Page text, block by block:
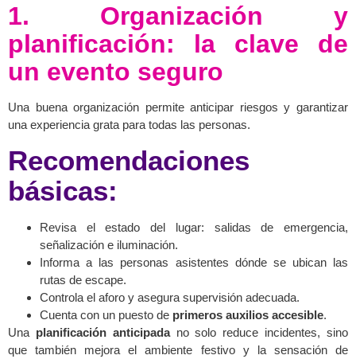
1. Organización y
planificación: la clave de
un evento seguro
Una buena organización permite anticipar riesgos y garantizar
una experiencia grata para todas las personas.
Recomendaciones
básicas:
Revisa el estado del lugar: salidas de emergencia,
señalización e iluminación.
Informa a las personas asistentes dónde se ubican las
rutas de escape.
Controla el aforo y asegura supervisión adecuada.
Cuenta con un puesto de primeros auxilios accesible.
Una planificación anticipadano solo reduce incidentes, sino
que también mejora el ambiente festivo y la sensación de